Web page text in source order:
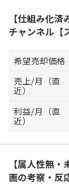
【仕組み化
チャンネル【
希望売却価格
売上/月（直
近）
利益/月（直
近）
【属人性無
画の考察・反